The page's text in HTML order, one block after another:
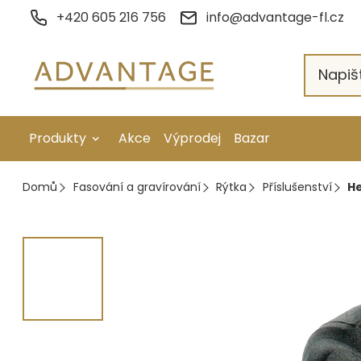
+420 605 216 756 info@advantage-fl.cz
Produkty
Galvanické pokovení
Strojní obrábění
Akce Výprodej Bazar
Domů Fasování a gravírování Rýtka Příslušenství